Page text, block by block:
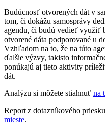
Budúcnosť otvorených dát v
tom, či dokážu samosprávy
agendu, či budú vedieť využiť
otvorené dáta podporované u
Vzhľadom na to, že na túto
ďalšie výzvy, takisto
ponúkajú aj tieto aktivity
dát.
Analýzu si môžete stiahnuť na
Report z dotazníkového
mieste.